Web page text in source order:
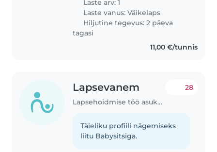
Laste arv: 1
Laste vanus:Väikelaps
Hiljutine tegevus: 2 päeva
tagasi
11,00 €/tunnis
Lapsevanem
Lapsehoidmise töö asukohas Tallinn
28
Täieliku profiili nägemiseks
liitu Babysitsiga.